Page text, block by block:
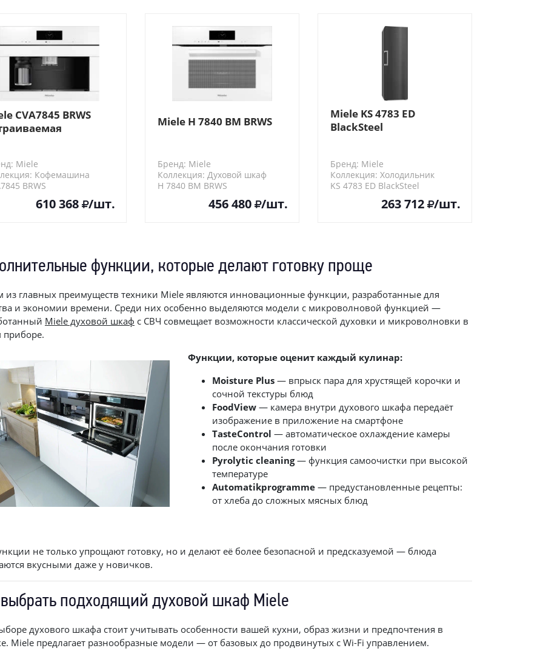
CVA7845 BRWS
Miele
Кофемашина
BRWS
610 368 /шт.
Miele H 7840 BM BRWS
Бренд: Miele
Коллекция: Духовой шкаф
H 7840 BM BRWS
456 480 /шт.
Miele KS 4783 ED
BlackSteel
Бренд: Miele
Коллекция: Холодильник
KS 4783 ED BlackSteel
263 712 /шт.
функции, которые делают готовку проще
из главных преимуществ техники Miele являются инновационные функции, разработанные для
и экономии времени. Среди них особенно выделяются модели с микроволновой функцией —
Miele духовой шкаф с СВЧ совмещает возможности классической духовки и микроволновки в
Функции, которые оценит каждый кулинар:
Moisture Plus — впрыск пара для хрустящей корочки и
сочной текстуры блюд
FoodView — камера внутри духового шкафа передаёт
изображение в приложение на смартфоне
TasteControl — автоматическое охлаждение камеры
после окончания готовки
Pyrolytic cleaning— функция самоочистки при высокой
температуре
Automatikprogramme — предустановленные рецепты:
от хлеба до сложных мясных блюд
не только упрощают готовку, но и делают её более безопасной и предсказуемой — блюда
вкусными даже у новичков.
подходящий духовой шкаф Miele
духового шкафа стоит учитывать особенности вашей кухни, образ жизни и предпочтения в
Miele предлагает разнообразные модели — от базовых до продвинутых с Wi-Fi управлением.